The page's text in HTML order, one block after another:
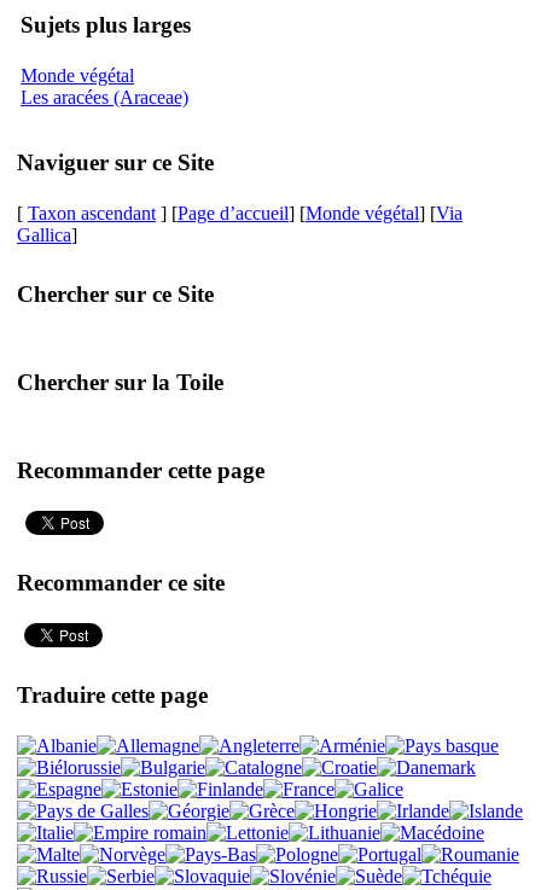
Sujets plus larges
Monde végétal
Les aracées (Araceae)
Naviguer sur ce Site
[ Taxon ascendant ] [Page d’accueil] [Monde végétal] [Via
Gallica]
Chercher sur ce Site
Chercher sur la Toile
Recommander cette page
Recommander ce site
Traduire cette page